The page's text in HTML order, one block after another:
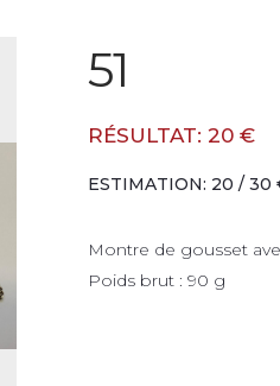
51
RÉSULTAT: 20 €
ESTIMATION: 20 / 30
Montre de gousset
Poids brut : 90 g